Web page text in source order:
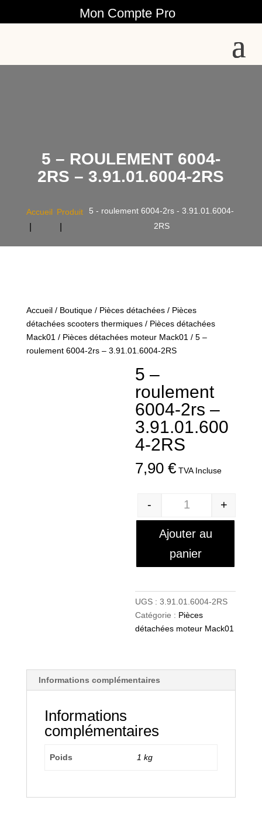
Mon Compte Pro
5 – ROULEMENT 6004-
2RS – 3.91.01.6004-2RS
Accueil Produit
5 - roulement 6004-2rs - 3.91.01.6004-
2RS
Accueil/ Boutique/ Pièces détachées/ Pièces
détachées scooters thermiques/ Pièces détachées
Mack01 / Pièces détachées moteur Mack01 / 5 –
roulement 6004-2rs – 3.91.01.6004-2RS
5 –
roulement
6004-2rs –
3.91.01.600
4-2RS
7,90€ TVA Incluse
Quantité
- +
Ajouter au
panier
UGS :3.91.01.6004-2RS
Catégorie : Pièces
détachées moteur Mack01
Informations complémentaires
Informations
complémentaires
Poids 1 kg